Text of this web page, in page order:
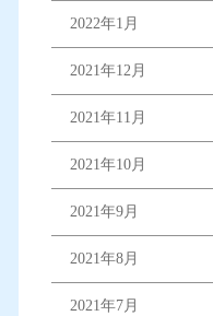
2022年1月
2021年12月
2021年11月
2021年10月
2021年9月
2021年8月
2021年7月